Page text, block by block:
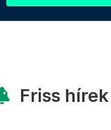
Friss hírek